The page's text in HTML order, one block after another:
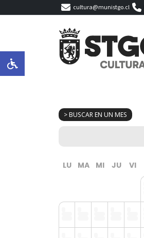
cultura@munistgo.cl
> BUSCAR EN UN MES
LU MA MI JU VI